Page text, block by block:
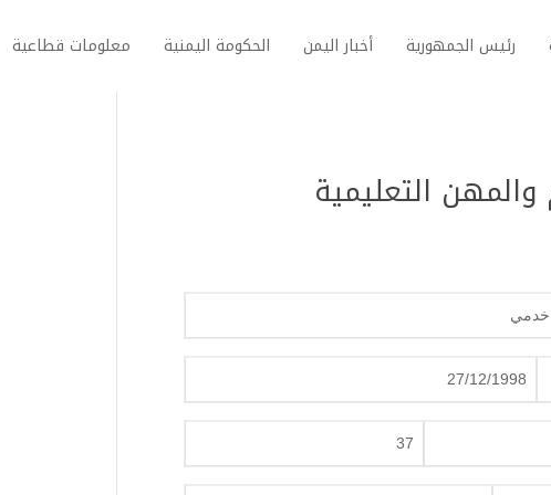
رئيس الجمهورية أخبار اليمن الحكومة اليمنية معلومات قطاعية
خدمي
27/12/1998
37